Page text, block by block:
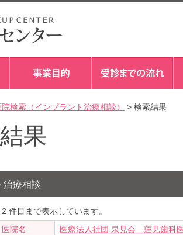
検索（インプラント治療相談） > 検索結果
果
治療相談
件目まで表示しています。
医院名
医療法人社団 泉見会 蓮見歯科